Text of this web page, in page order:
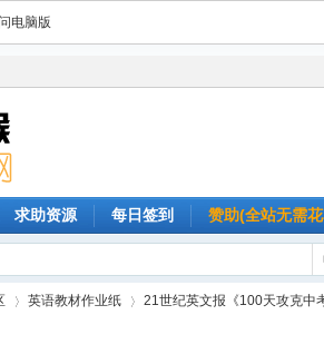
电脑版
求助资源 每日签到 赞助(全站无需
英语教材作业纸 21世纪英文报《100天攻克中